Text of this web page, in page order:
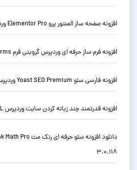
افزونه صفحه ساز المنتور پرو Elementor Pro وردپرس نسخه 4.2.1
افزونه فرم ساز حرفه ای وردپرس گرویتی فرم Gravity Forms نسخه 3.0.0
افزونه فارسی سئو Yoast SEO Premium وردپرس نسخه حرفه ای 28.1
افزونه قدرتمند چند زبانه کردن سایت وردپرس WPML نسخه 4.9.6
3.0.118